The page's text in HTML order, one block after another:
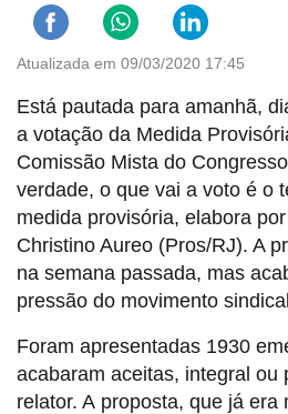
Atualizada em 09/03/2020 17:45
Está pautada para amanhã,
a votação da Medida
Comissão Mista do
verdade, o que vai a voto é o
medida provisória, elabora
Christino Aureo (Pros/RJ). A
na semana passada, mas
pressão do movimento
Foram apresentadas 1930
acabaram aceitas, integral ou
relator. A proposta, que já era